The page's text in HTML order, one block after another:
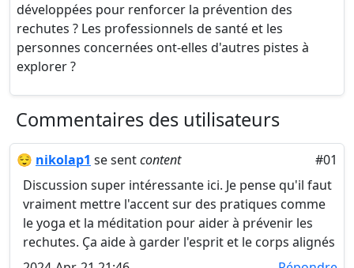
développées pour renforcer la prévention des
rechutes ? Les professionnels de santé et les
personnes concernées ont-elles d'autres pistes à
explorer ?
Commentaires des utilisateurs
😌 nikolap1 se sentcontent
#01
Discussion super intéressante ici. Je pense qu'il faut
vraiment mettre l'accent sur des pratiques comme
le yoga et la méditation pour aider à prévenir les
rechutes. Ça aide à garder l'esprit et le corps alignés